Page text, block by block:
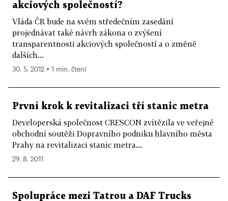
akciových společností?
Vláda ČR bude na svém středečním zasedání
projednávat také návrh zákona o zvýšení
transparentnosti akciových společností a o změně
dalších...
30. 5. 2012 ▪ 1 min. čtení
První krok k revitalizaci tří stanic metra
Developerská společnost CRESCON zvítězila ve veřejné
obchodní soutěži Dopravního podniku hlavního města
Prahy na revitalizaci stanic metra...
29. 8. 2011
Spolupráce mezi Tatrou a DAF Trucks